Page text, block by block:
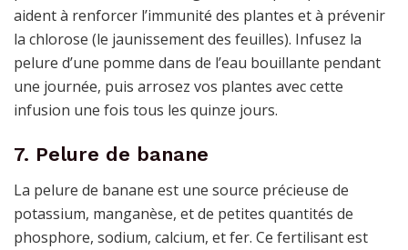
aident à renforcer l’immunité des plantes et à prévenir
la chlorose (le jaunissement des feuilles). Infusez la
pelure d’une pomme dans de l’eau bouillante pendant
une journée, puis arrosez vos plantes avec cette
infusion une fois tous les quinze jours.
7. Pelure de banane
La pelure de banane est une source précieuse de
potassium, manganèse, et de petites quantités de
phosphore, sodium, calcium, et fer. Ce fertilisant est